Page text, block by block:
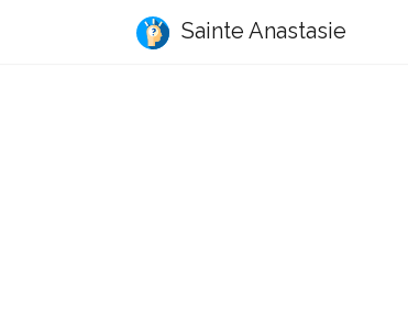
Sainte Anastasie